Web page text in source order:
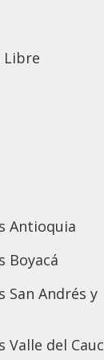
Libre
Antioquia
Boyacá
Andrés y
del